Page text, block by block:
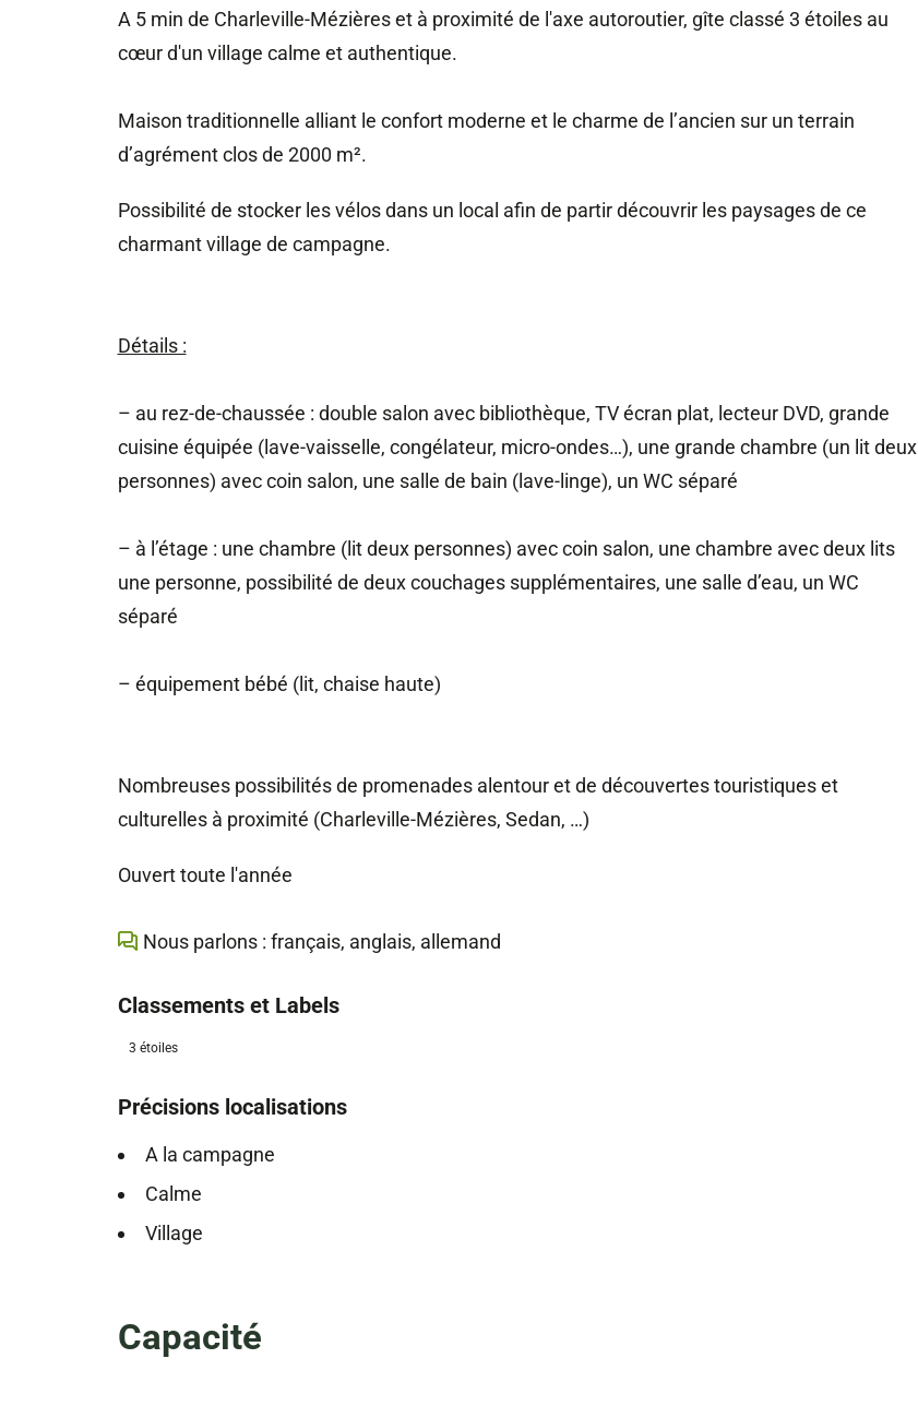
A 5 min de Charleville-Mézières et à proximité de l'axe autoroutier, gîte classé 3 étoiles au
cœur d'un village calme et authentique.
Maison traditionnelle alliant le confort moderne et le charme de l’ancien sur un terrain
d’agrément clos de 2000 m².
Possibilité de stocker les vélos dans un local afin de partir découvrir les paysages de ce
charmant village de campagne.
Détails :
– au rez-de-chaussée : double salon avec bibliothèque, TV écran plat, lecteur DVD, grande
cuisine équipée (lave-vaisselle, congélateur, micro-ondes…), une grande chambre (un lit deux
personnes) avec coin salon, une salle de bain (lave-linge), un WC séparé
– à l’étage : une chambre (lit deux personnes) avec coin salon, une chambre avec deux lits
une personne, possibilité de deux couchages supplémentaires, une salle d’eau, un WC
séparé
– équipement bébé (lit, chaise haute)
Nombreuses possibilités de promenades alentour et de découvertes touristiques et
culturelles à proximité (Charleville-Mézières, Sedan, …)
Ouvert toute l'année
Nous parlons : français, anglais, allemand
Classements et Labels
3 étoiles
Précisions localisations
A la campagne
Calme
Village
Capacité